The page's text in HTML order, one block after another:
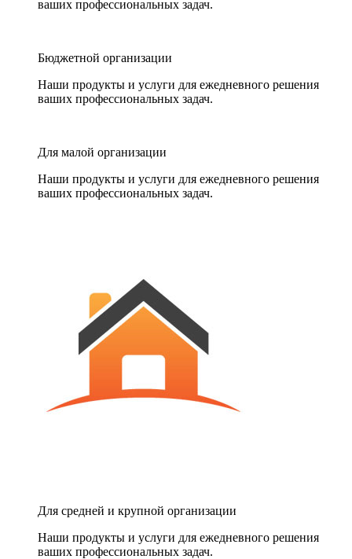
ваших профессиональных задач.
Бюджетной организации
Наши продукты и услуги для ежедневного решения
ваших профессиональных задач.
Для малой организации
Наши продукты и услуги для ежедневного решения
ваших профессиональных задач.
Для средней и крупной организации
Наши продукты и услуги для ежедневного решения
ваших профессиональных задач.